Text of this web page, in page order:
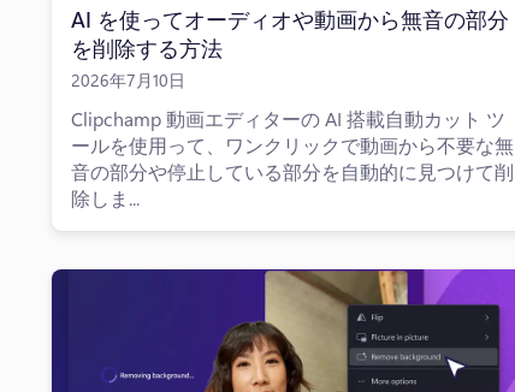
AI を使ってオーディオや動画から無音の部分
を削除する方法
2026年7月10日
Clipchamp 動画エディターの AI 搭載自動カット ツ
ールを使用って、ワンクリックで動画から不要な無
音の部分や停止している部分を自動的に見つけて削
除しま...